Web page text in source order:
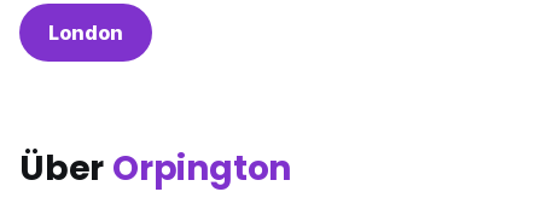
London
Über Orpington